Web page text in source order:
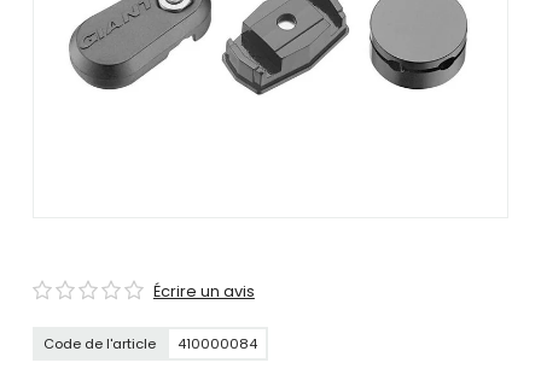
servir
de
gestes
tels
Écrire un avis
Code de l'article 410000084